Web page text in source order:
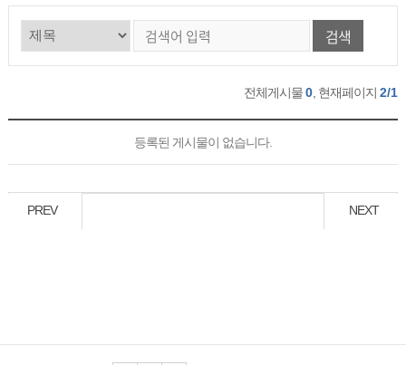
검색
전체게시물0 , 현재페이지2/1
등록된 게시물이 없습니다.
PREV NEXT